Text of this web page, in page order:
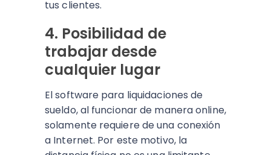
tus clientes.
4. Posibilidad de
trabajar desde
cualquier lugar
El software para liquidaciones de
sueldo, al funcionar de manera online,
solamente requiere de una conexión
a Internet. Por este motivo, la